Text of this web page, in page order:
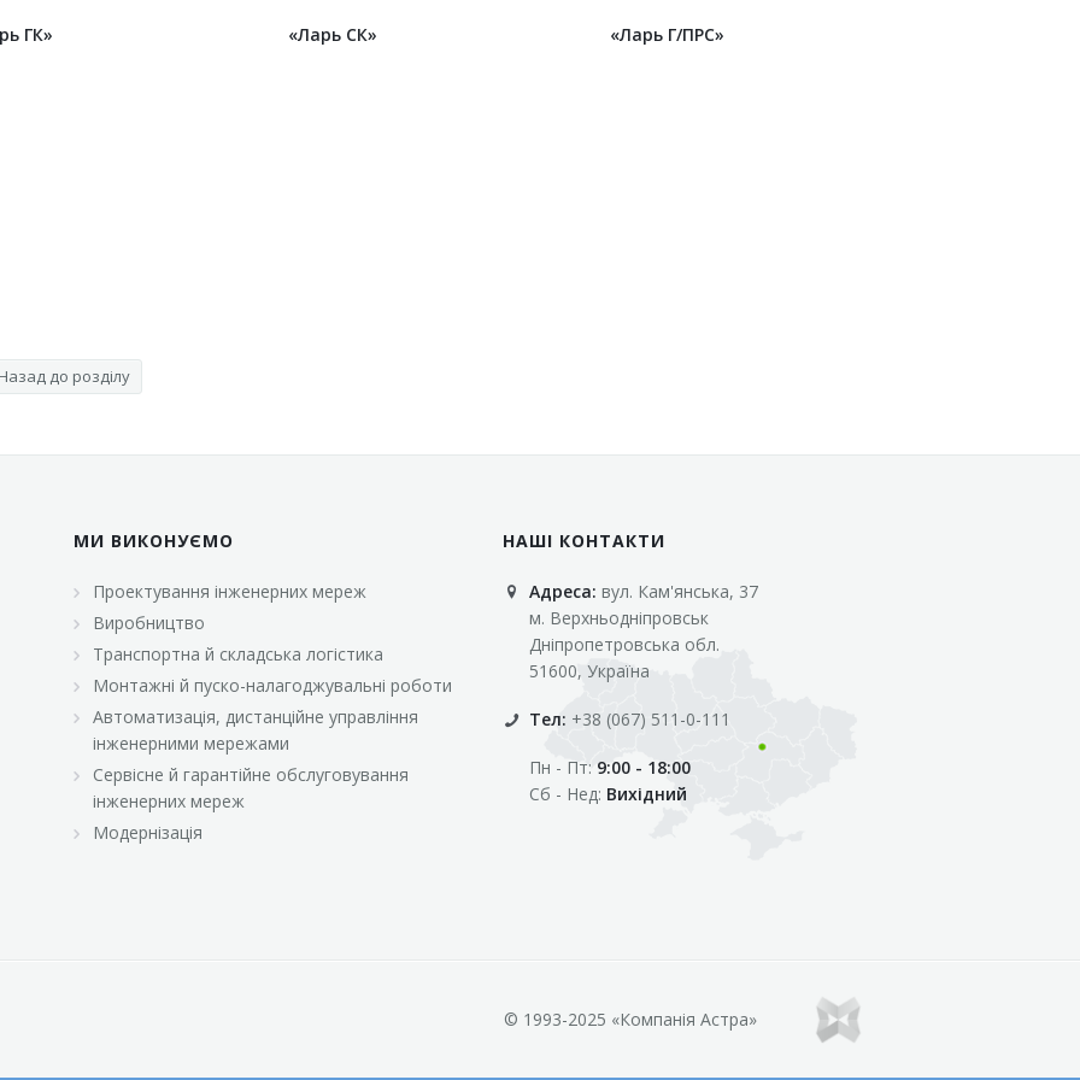
ГК» «Ларь СК» «Ларь Г/ПРС»
до розділу
МИ ВИКОНУЄМО
Проектування інженерних мереж
Виробництво
Транспортна й складська логістика
Монтажні й пуско-налагоджувальні роботи
Автоматизація, дистанційне управління
інженерними мережами
Сервісне й гарантійне обслуговування
інженерних мереж
Модернізація
НАШІ КОНТАКТИ
Адреса: вул. Кам'янська, 37
м. Верхньодніпровськ
Дніпропетровська обл.
51600, Україна
Тел: +38 (067) 511-0-111
Пн - Пт: 9:00 - 18:00
Сб - Нед: Вихідний
© 1993-2025 «Компанія Астра»